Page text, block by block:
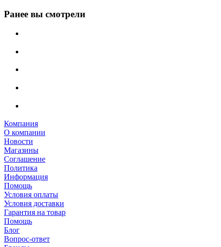
Ранее вы смотрели
Компания
О компании
Новости
Магазины
Соглашение
Политика
Информация
Помощь
Условия оплаты
Условия доставки
Гарантия на товар
Помощь
Блог
Вопрос-ответ